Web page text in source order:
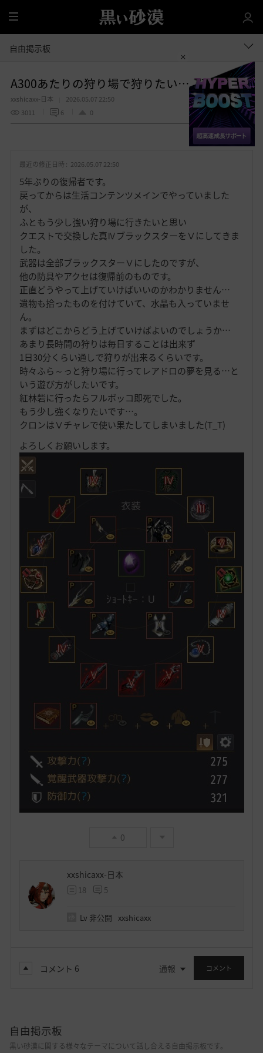
全
体
自由掲示板
A300あたりの狩り場で狩りたい… 現在A277
xxshicaxx-日本
2026.05.07 22:50
3011
6 0
お
り
共有する
最近の修正日時 : 2026.05.07 22:50
5年ぶりの復帰者です。
戻ってからは生活コンテンツメインでやっていました
が、
ふともう少し強い狩り場に行きたいと思い
クエストで交換した真ⅣブラックスターをⅤにしてきま
した。
武器は全部ブラックスターⅤにしたのですが、
他の防具やアクセは復帰前のものです。
正直どうやって上げていけばいいのかわかりません…
遺物も拾ったものを付けていて、水晶も入っていませ
ん。
まずはどこからどう上げていけばよいのでしょうか…
あまり長時間の狩りは毎日することは出来ず
1日30分くらい通しで狩りが出来るくらいです。
時々ふら～っと狩り場に行ってレアドロの夢を見る…と
いう遊び方がしたいです。
紅林砦に行ったらフルボッコ即死でした。
もう少し強くなりたいです…。
クロンはⅤチャレで使い果たしてしまいました(T_T)
よろしくお願いします。
0
xxshicaxx-日本
18 5
Lv 非公開 xxshicaxx
コメント 6 通報 コメント
自由掲示板
黒い砂漠に関する様々なテーマについて話し合える自由掲示板です。